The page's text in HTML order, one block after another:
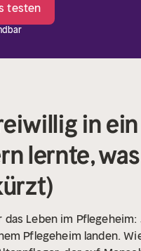
testen
in
lernte, was
Leben im
Pflegeheim landen.